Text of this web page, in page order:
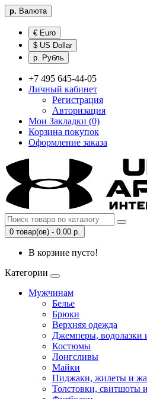
р. Валюта
€ Euro
$ US Dollar
р. Рубль
+7 495 645-44-05
Личный кабинет
Регистрация
Авторизация
Мои Закладки (0)
Корзина покупок
Оформление заказа
0 товар(ов) - 0.00 р.
В корзине пусто!
Категории
Мужчинам
Белье
Брюки
Верхняя одежда
Джемперы, водолазки
Костюмы
Лонгсливы
Майки
Пиджаки, жилеты и
Толстовки, свитшоты